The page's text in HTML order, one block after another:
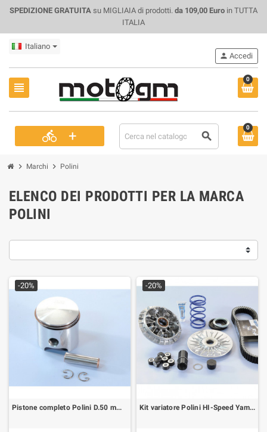
SPEDIZIONE GRATUITA su MIGLIAIA di prodotti. da 109,00 Euro in TUTTA
ITALIA
Italiano
view_headline
0
directions_bike + search
person Accedi
0
chevron_right Marchi chevron_right Polini
ELENCO DEI PRODOTTI PER LA MARCA
POLINI
-20%
Pistone completo Polini D.50 mm con fasce per AM6/Derbi 80 cc sp.12 mm
-20%
Kit variatore Polini HI-Speed Yamaha TMAX 530 12-16 EVO 241.701.1